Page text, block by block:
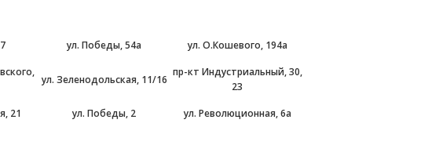
ул. Победы, 54а ул. О.Кошевого, 194а
ул. Зеленодольская, 11/16
пр-кт Индустриальный, 30,
23
21 ул. Победы, 2 ул. Революционная, 6а